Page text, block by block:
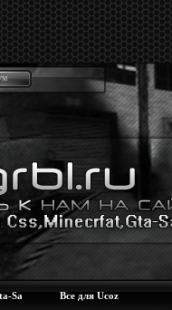
Sa Все для Ucoz